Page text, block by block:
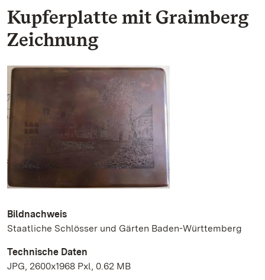
Kupferplatte mit Graimberg
Zeichnung
Bildnachweis
Staatliche Schlösser und Gärten Baden-Württemberg
Technische Daten
JPG, 2600x1968 Pxl, 0.62 MB